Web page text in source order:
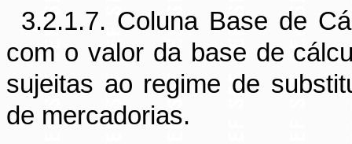
3.2.1.7. Coluna Base de
com o valor da base de
sujeitas ao regime de
de mercadorias.